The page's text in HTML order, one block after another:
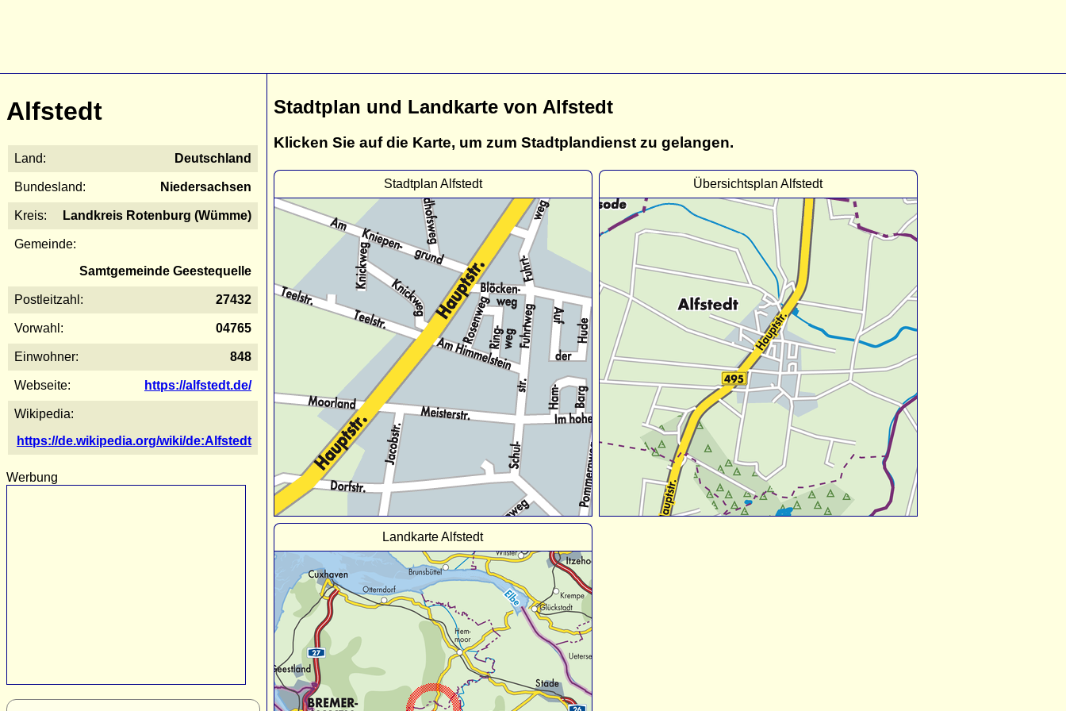
Alfstedt
Land: Deutschland
Bundesland: Niedersachsen
Kreis: Landkreis Rotenburg (Wümme)
Gemeinde:
Samtgemeinde Geestequelle
Postleitzahl: 27432
Vorwahl: 04765
Einwohner: 848
Webseite: https://alfstedt.de/
Wikipedia:
https://de.wikipedia.org/wiki/de:Alfstedt
Werbung
Stadtplan und Landkarte von Alfstedt
Klicken Sie auf die Karte, um zum Stadtplandienst zu gelangen.
Stadtplan Alfstedt Übersichtsplan Alfstedt
Landkarte Alfstedt